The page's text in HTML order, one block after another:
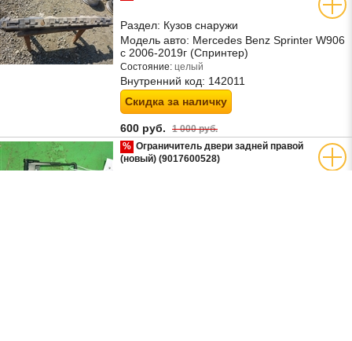
Раздел: Кузов снаружи
Модель авто: Mercedes Benz Sprinter W906
с 2006-2019г (Спринтер)
Состояние: целый
Внутренний код: 142011
Скидка за наличку
600 руб. 1 000 руб.
% Ограничитель двери задней правой
(новый) (9017600528)